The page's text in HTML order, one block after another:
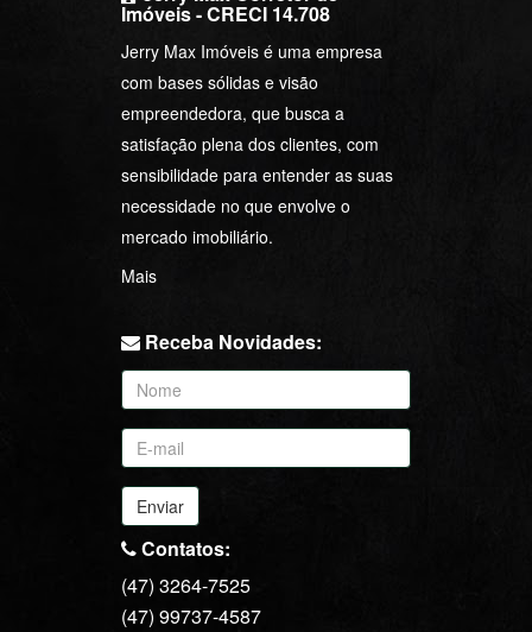
Imóveis - CRECI 14.708
Jerry Max Imóveis é uma empresa
com bases sólidas e visão
empreendedora, que busca a
satisfação plena dos clientes, com
sensibilidade para entender as suas
necessidade no que envolve o
mercado imobiliário.
Mais
Receba Novidades:
Enviar
Contatos:
(47) 3264-7525
(47) 99737-4587